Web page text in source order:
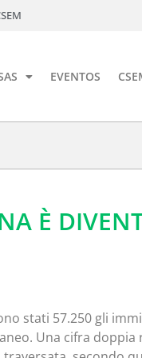
EVENTOS
È
stati 57.250 gli
Una cifra doppia